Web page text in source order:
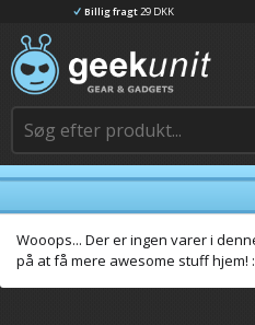
Billig fragt29 DKK
Wooops... Der er ingen varer i
på at få mere awesome stuff hjem!